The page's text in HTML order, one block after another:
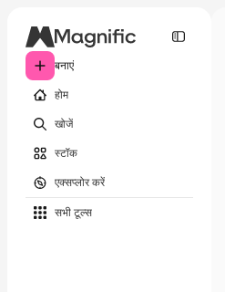
बनाएं
होम
खोजें
स्टॉक
एक्सप्लोर करें
सभी टूल्‍स